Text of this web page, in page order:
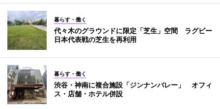
暮らす・働く
代々木のグラウンドに限定「芝生」空間 ラグビー
日本代表戦の芝生を再利用
暮らす・働く
渋谷・神南に複合施設「ジンナンバレー」 オフィ
ス・店舗・ホテル併設